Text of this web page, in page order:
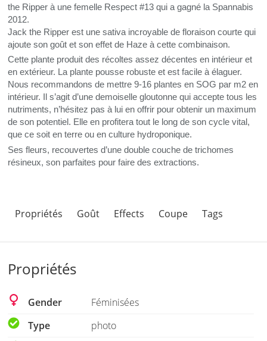
the Ripper à une femelle Respect #13 qui a gagné la Spannabis
2012.
Jack the Ripper est une sativa incroyable de floraison courte qui
ajoute son goût et son effet de Haze à cette combinaison.
Cette plante produit des récoltes assez décentes en intérieur et
en extérieur. La plante pousse robuste et est facile à élaguer.
Nous recommandons de mettre 9-16 plantes en SOG par m2 en
intérieur. Il s’agit d’une demoiselle gloutonne qui accepte tous les
nutriments, n’hésitez pas à lui en offrir pour obtenir un maximum
de son potentiel. Elle en profitera tout le long de son cycle vital,
que ce soit en terre ou en culture hydroponique.
Ses fleurs, recouvertes d’une double couche de trichomes
résineux, son parfaites pour faire des extractions.
Propriétés Goût Effects Coupe Tags
Propriétés
Gender
Féminisées
Type
photo